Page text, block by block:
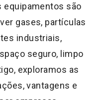
equipamentos são
gases, partículas
industriais,
seguro, limpo
exploramos as
vantagens e